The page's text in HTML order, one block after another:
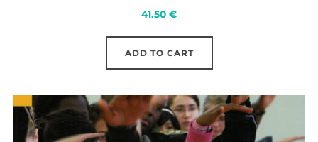
41.50 €
ADD TO CART